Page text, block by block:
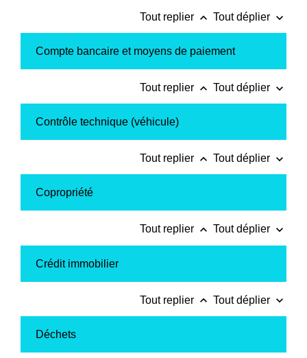
Tout replier keyboard_arrow_up Tout déplier keyboard_arrow_down
Compte bancaire et moyens de paiement
Tout replier keyboard_arrow_up Tout déplier keyboard_arrow_down
Contrôle technique (véhicule)
Tout replier keyboard_arrow_up Tout déplier keyboard_arrow_down
Copropriété
Tout replier keyboard_arrow_up Tout déplier keyboard_arrow_down
Crédit immobilier
Tout replier keyboard_arrow_up Tout déplier keyboard_arrow_down
Déchets